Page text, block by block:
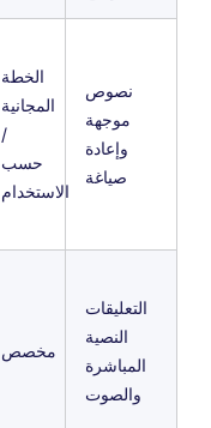
الخطة
المجانية
/
حسب
الاستخدام
نصوص
موجهة
وإعادة
صياغة
مخصص
التعليقات
النصية
المباشرة
والصوت